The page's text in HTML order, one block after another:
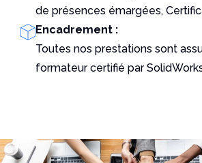
de présences émargées,
Encadrement :
Toutes nos prestations sont
formateur certifié par